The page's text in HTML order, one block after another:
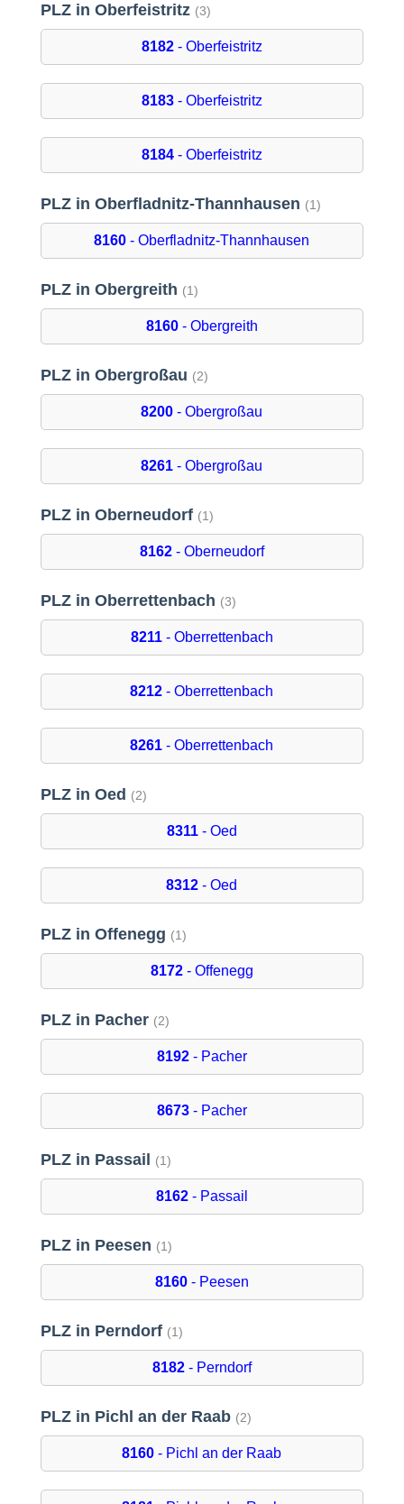
PLZ in Oberfeistritz (3)
8182- Oberfeistritz
8183- Oberfeistritz
8184- Oberfeistritz
PLZ in Oberfladnitz-Thannhausen (1)
8160 - Oberfladnitz-Thannhausen
PLZ in Obergreith (1)
8160- Obergreith
PLZ in Obergroßau (2)
8200 - Obergroßau
8261 - Obergroßau
PLZ in Oberneudorf (1)
8162- Oberneudorf
PLZ in Oberrettenbach (3)
8211- Oberrettenbach
8212 - Oberrettenbach
8261 - Oberrettenbach
PLZ in Oed (2)
8311- Oed
8312 - Oed
PLZ in Offenegg (1)
8172- Offenegg
PLZ in Pacher (2)
8192- Pacher
8673- Pacher
PLZ in Passail (1)
8162- Passail
PLZ in Peesen (1)
8160- Peesen
PLZ in Perndorf (1)
8182- Perndorf
PLZ in Pichl an der Raab (2)
8160 - Pichl an der Raab